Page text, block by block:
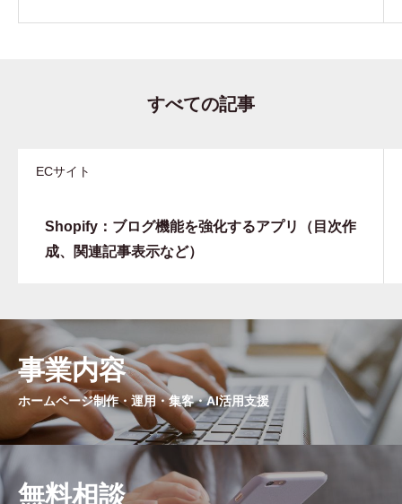
すべての記事
ECサイト
Shopify：ブログ機能を強化するアプリ（目次作
成、関連記事表示など）
事業内容
ホームページ制作・運用・集客・AI活用支援
無料相談